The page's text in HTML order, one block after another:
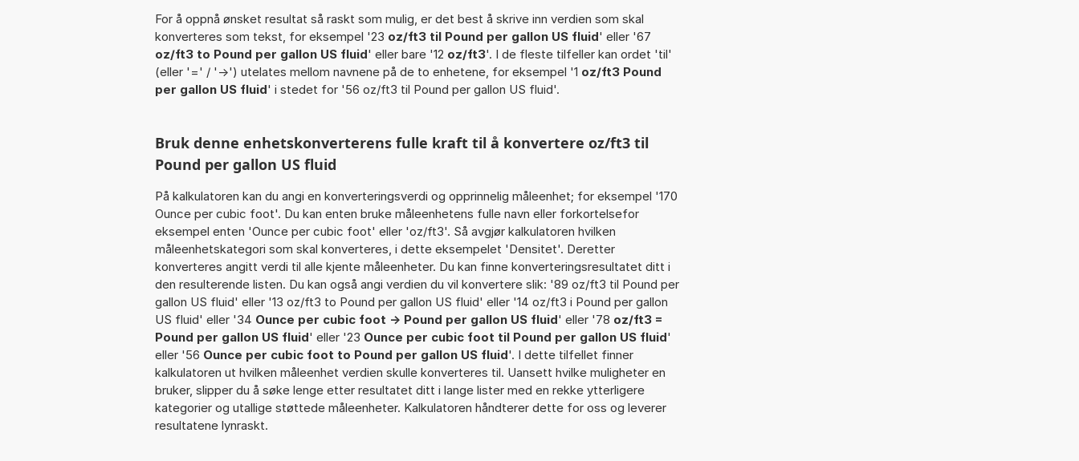
For å oppnå ønsket resultat så raskt som mulig, er det best å skrive inn verdien som skal
konverteres som tekst, for eksempel '23 oz/ft3 til Pound per gallon US fluid' eller '67
oz/ft3 to Pound per gallon US fluid' eller bare '12 oz/ft3'. I de fleste tilfeller kan ordet 'til'
(eller '=' / '->') utelates mellom navnene på de to enhetene, for eksempel '1 oz/ft3 Pound
per gallon US fluid' i stedet for '56 oz/ft3 til Pound per gallon US fluid'.
Bruk denne enhetskonverterens fulle kraft til å konvertere oz/ft3 til
Pound per gallon US fluid
På kalkulatoren kan du angi en konverteringsverdi og opprinnelig måleenhet; for eksempel '170
Ounce per cubic foot'. Du kan enten bruke måleenhetens fulle navn eller forkortelsefor
eksempel enten 'Ounce per cubic foot' eller 'oz/ft3'. Så avgjør kalkulatoren hvilken
måleenhetskategori som skal konverteres, i dette eksempelet 'Densitet'. Deretter
konverteres angitt verdi til alle kjente måleenheter. Du kan finne konverteringsresultatet ditt i
den resulterende listen. Du kan også angi verdien du vil konvertere slik: '89 oz/ft3 til Pound per
gallon US fluid' eller '13 oz/ft3 to Pound per gallon US fluid' eller '14 oz/ft3 i Pound per gallon
US fluid' eller '34 Ounce per cubic foot -> Pound per gallon US fluid' eller '78 oz/ft3 =
Pound per gallon US fluid' eller '23 Ounce per cubic foot til Pound per gallon US fluid'
eller '56 Ounce per cubic foot to Pound per gallon US fluid'. I dette tilfellet finner
kalkulatoren ut hvilken måleenhet verdien skulle konverteres til. Uansett hvilke muligheter en
bruker, slipper du å søke lenge etter resultatet ditt i lange lister med en rekke ytterligere
kategorier og utallige støttede måleenheter. Kalkulatoren håndterer dette for oss og leverer
resultatene lynraskt.